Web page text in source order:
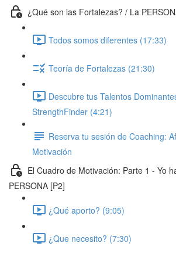
¿Qué son las Fortalezas? / La
Todos somos diferentes (17:33)
Teoría de Fortalezas (21:30)
Descubre tus Talentos
StrengthFinder (4:21)
Reserva tu sesión de Coaching:
Motivación
El Cuadro de Motivación: Parte 1 - Yo
PERSONA [P2]
¿Qué aporto? (9:05)
¿Que necesito? (7:30)